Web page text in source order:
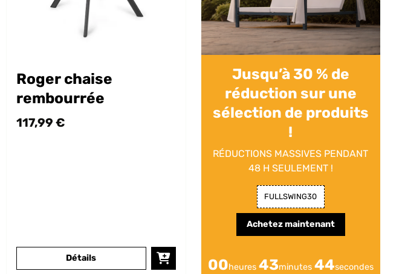
Roger chaise
rembourrée
117,99 €
Détails
Jusqu’à 30 % de
réduction sur une
sélection de produits
!
RÉDUCTIONS MASSIVES PENDANT
48 H SEULEMENT !
FULLSWING30
Achetez maintenant
00heures 43minutes 42secondes